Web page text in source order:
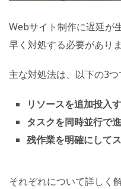
Webサイト制作に遅延が
早く対処する必要がありま
主な対処法は、以下の3つ
リソースを追加投入
タスクを同時並行で
残作業を明確にして
それぞれについて詳しく